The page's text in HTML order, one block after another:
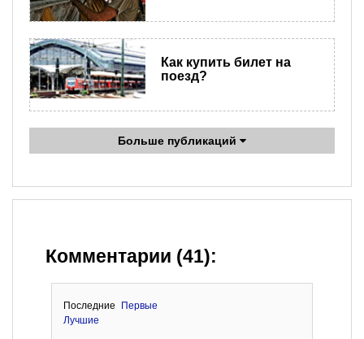
Как купить билет на
поезд?
Больше публикаций
Комментарии (41):
Последние
Первые
Лучшие